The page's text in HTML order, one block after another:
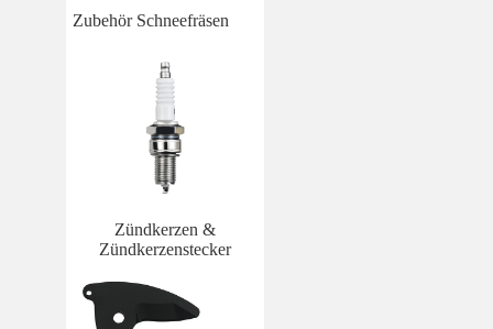
Zubehör Schneefräsen
Zündkerzen &
Zündkerzenstecker